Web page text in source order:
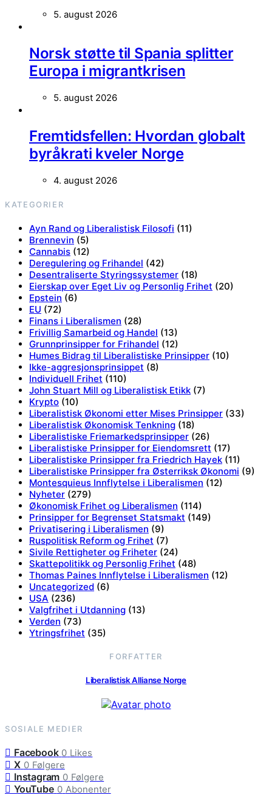
5. august 2026
Norsk støtte til Spania splitter
Europa i migrantkrisen
5. august 2026
Fremtidsfellen: Hvordan globalt
byråkrati kveler Norge
4. august 2026
KATEGORIER
Ayn Rand og Liberalistisk Filosofi (11)
Brennevin (5)
Cannabis (12)
Deregulering og Frihandel (42)
Desentraliserte Styringssystemer (18)
Eierskap over Eget Liv og Personlig Frihet (20)
Epstein (6)
EU (72)
Finans i Liberalismen (28)
Frivillig Samarbeid og Handel (13)
Grunnprinsipper for Frihandel (12)
Humes Bidrag til Liberalistiske Prinsipper (10)
Ikke-aggresjonsprinsippet (8)
Individuell Frihet (110)
John Stuart Mill og Liberalistisk Etikk (7)
Krypto (10)
Liberalistisk Økonomi etter Mises Prinsipper (33)
Liberalistisk Økonomisk Tenkning (18)
Liberalistiske Friemarkedsprinsipper (26)
Liberalistiske Prinsipper for Eiendomsrett (17)
Liberalistiske Prinsipper fra Friedrich Hayek (11)
Liberalistiske Prinsipper fra Østerriksk Økonomi (9)
Montesquieus Innflytelse i Liberalismen (12)
Nyheter (279)
Økonomisk Frihet og Liberalismen (114)
Prinsipper for Begrenset Statsmakt (149)
Privatisering i Liberalismen (9)
Ruspolitisk Reform og Frihet (7)
Sivile Rettigheter og Friheter (24)
Skattepolitikk og Personlig Frihet (48)
Thomas Paines Innflytelse i Liberalismen (12)
Uncategorized (6)
USA (236)
Valgfrihet i Utdanning (13)
Verden (73)
Ytringsfrihet (35)
FORFATTER
Liberalistisk Allianse Norge
SOSIALE MEDIER
Facebook 0 Likes
X 0 Følgere
Instagram 0 Følgere
YouTube 0 Abonenter